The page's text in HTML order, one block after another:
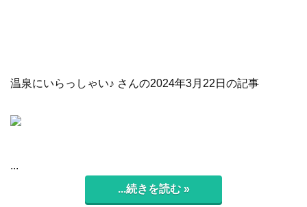
温泉にいらっしゃい♪ さんの2024年3月22日の記事
...
...続きを読む »